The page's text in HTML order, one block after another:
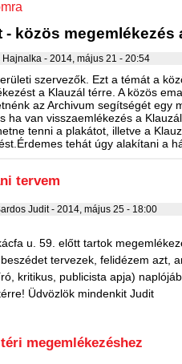
- közös megemlékezés
Hajnalka - 2014, május 21 - 20:54
szervezők. Ezt a témát a
a Klauzál térre. A közös
az Archivum segítségét egy
ha van visszaemlékezés a
tenni a plakátot, illetve a
tehát úgy alakítani a
tervem
Judit- 2014, május 25 - 18:00
u. 59. előtt tartok
tervezek, felidézem azt,
kritikus, publicista apja)
Üdvözlök mindenkit Judit
megemlékezéshez